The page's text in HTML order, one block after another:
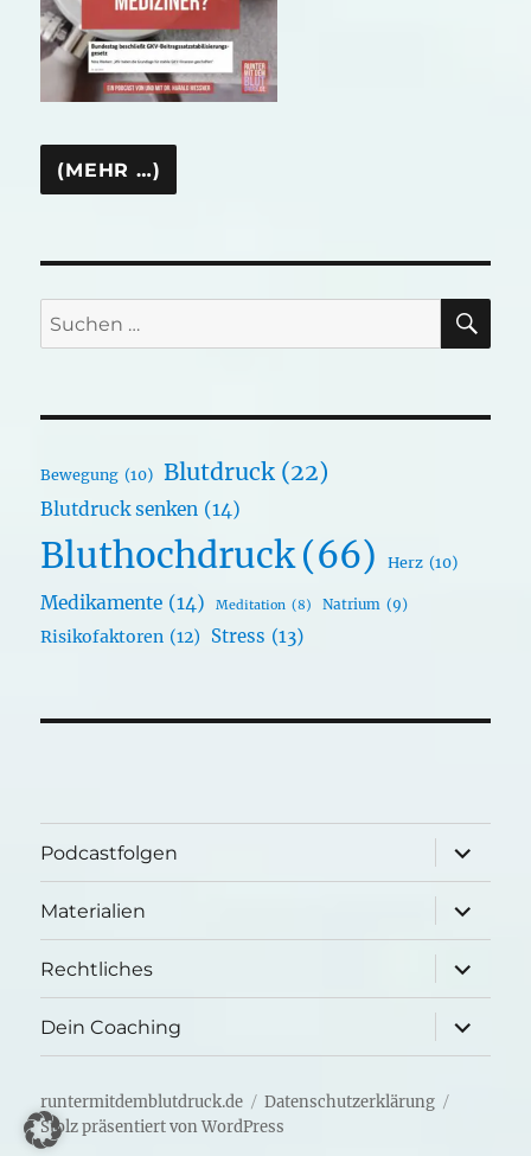
Suchen
nach:
Bewegung (10) Blutdruck (22)
Blutdruck senken (14)
Bluthochdruck(66) Herz (10)
Medikamente (14) Meditation (8) Natrium (9)
Risikofaktoren (12) Stress (13)
Podcastfolgen
öffnen
Materialien
öffnen
Rechtliches
öffnen
Dein Coaching
öffnen
runtermitdemblutdruck.de
Datenschutzerklärung
Stolz präsentiert von WordPress